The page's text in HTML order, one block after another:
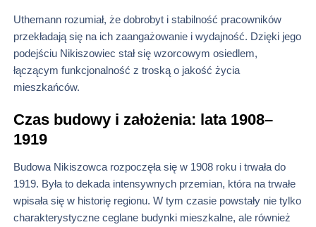
Uthemann rozumiał, że dobrobyt i stabilność pracowników
przekładają się na ich zaangażowanie i wydajność. Dzięki jego
podejściu Nikiszowiec stał się wzorcowym osiedlem,
łączącym funkcjonalność z troską o jakość życia
mieszkańców.
Czas budowy i założenia: lata 1908–
1919
Budowa Nikiszowca rozpoczęła się w 1908 roku i trwała do
1919. Była to dekada intensywnych przemian, która na trwałe
wpisała się w historię regionu. W tym czasie powstały nie tylko
charakterystyczne ceglane budynki mieszkalne, ale również